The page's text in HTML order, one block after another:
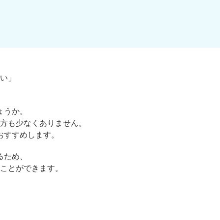
」
か。
も少なくありません。
すめします。
め、
とができます。